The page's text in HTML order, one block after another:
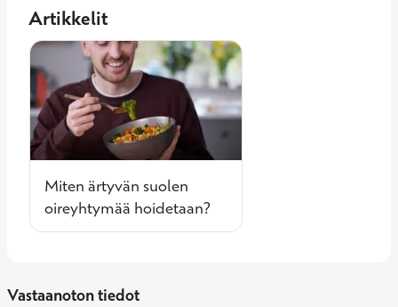
Artikkelit
Miten ärtyvän suolen
oireyhtymää hoidetaan?
Vastaanoton tiedot